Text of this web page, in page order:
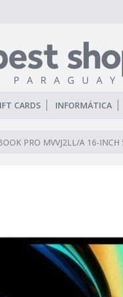
CARDS INFORMÁTICA
PRO MVVJ2LL/A 16-INCH